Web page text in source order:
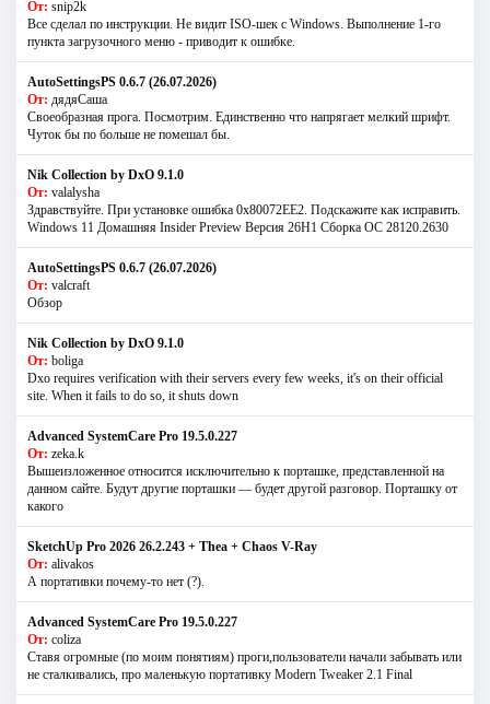
От: snip2k
Все сделал по инструкции. Не видит ISO-шек с Windows. Выполнение 1-го
пункта загрузочного меню - приводит к ошибке.
AutoSettingsPS 0.6.7 (26.07.2026)
От: дядяСаша
Своеобразная прога. Посмотрим. Единственно что напрягает мелкий шрифт.
Чуток бы по больше не помешал бы.
Nik Collection by DxO 9.1.0
От: valalysha
Здравствуйте. При установке ошибка 0х80072EE2. Подскажите как исправить.
Windows 11 Домашняя Insider Preview Версия 26H1 Сборка ОС 28120.2630
AutoSettingsPS 0.6.7 (26.07.2026)
От: valcraft
Обзор
Nik Collection by DxO 9.1.0
От: boliga
Dxo requires verification with their servers every few weeks, it's on their official
site. When it fails to do so, it shuts down
Advanced SystemCare Pro 19.5.0.227
От: zeka.k
Вышеизложенное относится исключительно к порташке, представленной на
данном сайте. Будут другие порташки — будет другой разговор. Порташку от
какого
SketchUp Pro 2026 26.2.243 + Thea + Chaos V-Ray
От: alivakos
А портативки почему-то нет (?).
Advanced SystemCare Pro 19.5.0.227
От: coliza
Ставя огромные (по моим понятиям) проги,пользователи начали забывать или
не сталкивались, про маленькую портативку Modern Tweaker 2.1 Final